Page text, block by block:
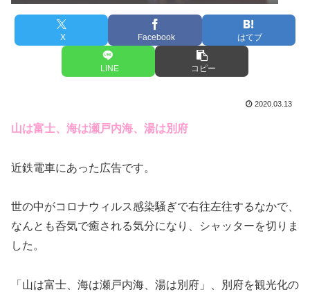
X Facebook はてブ
LINE コピー
2020.03.13
山は富士、海は瀬戸内海、湯は別府
近鉄電車にあった広告です。
世の中がコロナウィルス感染騒ぎで右往左往するなかで、
なんとも呑気で癒される気分になり、シャッターを切りま
した。
「山は富士、海は瀬戸内海、湯は別府」、別府を観光化の